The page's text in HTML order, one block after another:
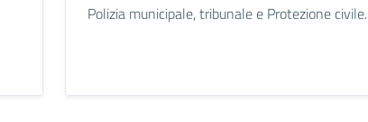
Polizia municipale, tribunale e Protezione civile.